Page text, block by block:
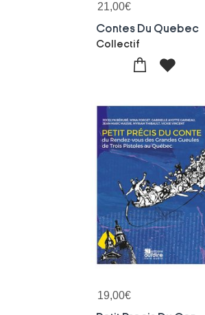
21,00€
Contes Du Quebec
Collectif
19,00€